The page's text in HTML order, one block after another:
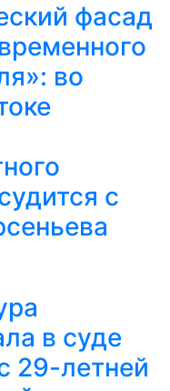
фасад
во
с
в суде
29-летней